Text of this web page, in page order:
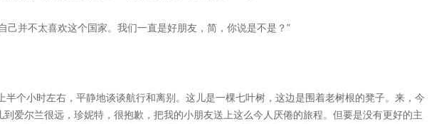
并不太喜欢这个国家。我们一直是好朋友，简，你说是不是？”
个小时左右，平静地谈谈航行和离别。这儿是一棵七叶树，这边是围着老树根的凳子。来，今
爱尔兰很远，珍妮特，很抱歉，把我的小朋友送上这么今人厌倦的旅程。但要是没有更好的主